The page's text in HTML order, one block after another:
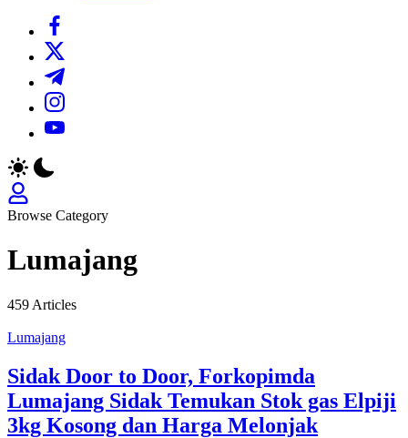
https://www.facebook.com/
https://twitter.com/
https://t.me/
https://www.instagram.com/
https://youtube.com/
Browse Category
Lumajang
459 Articles
Lumajang
Sidak Door to Door, Forkopimda
Lumajang Sidak Temukan Stok gas Elpiji
3kg Kosong dan Harga Melonjak